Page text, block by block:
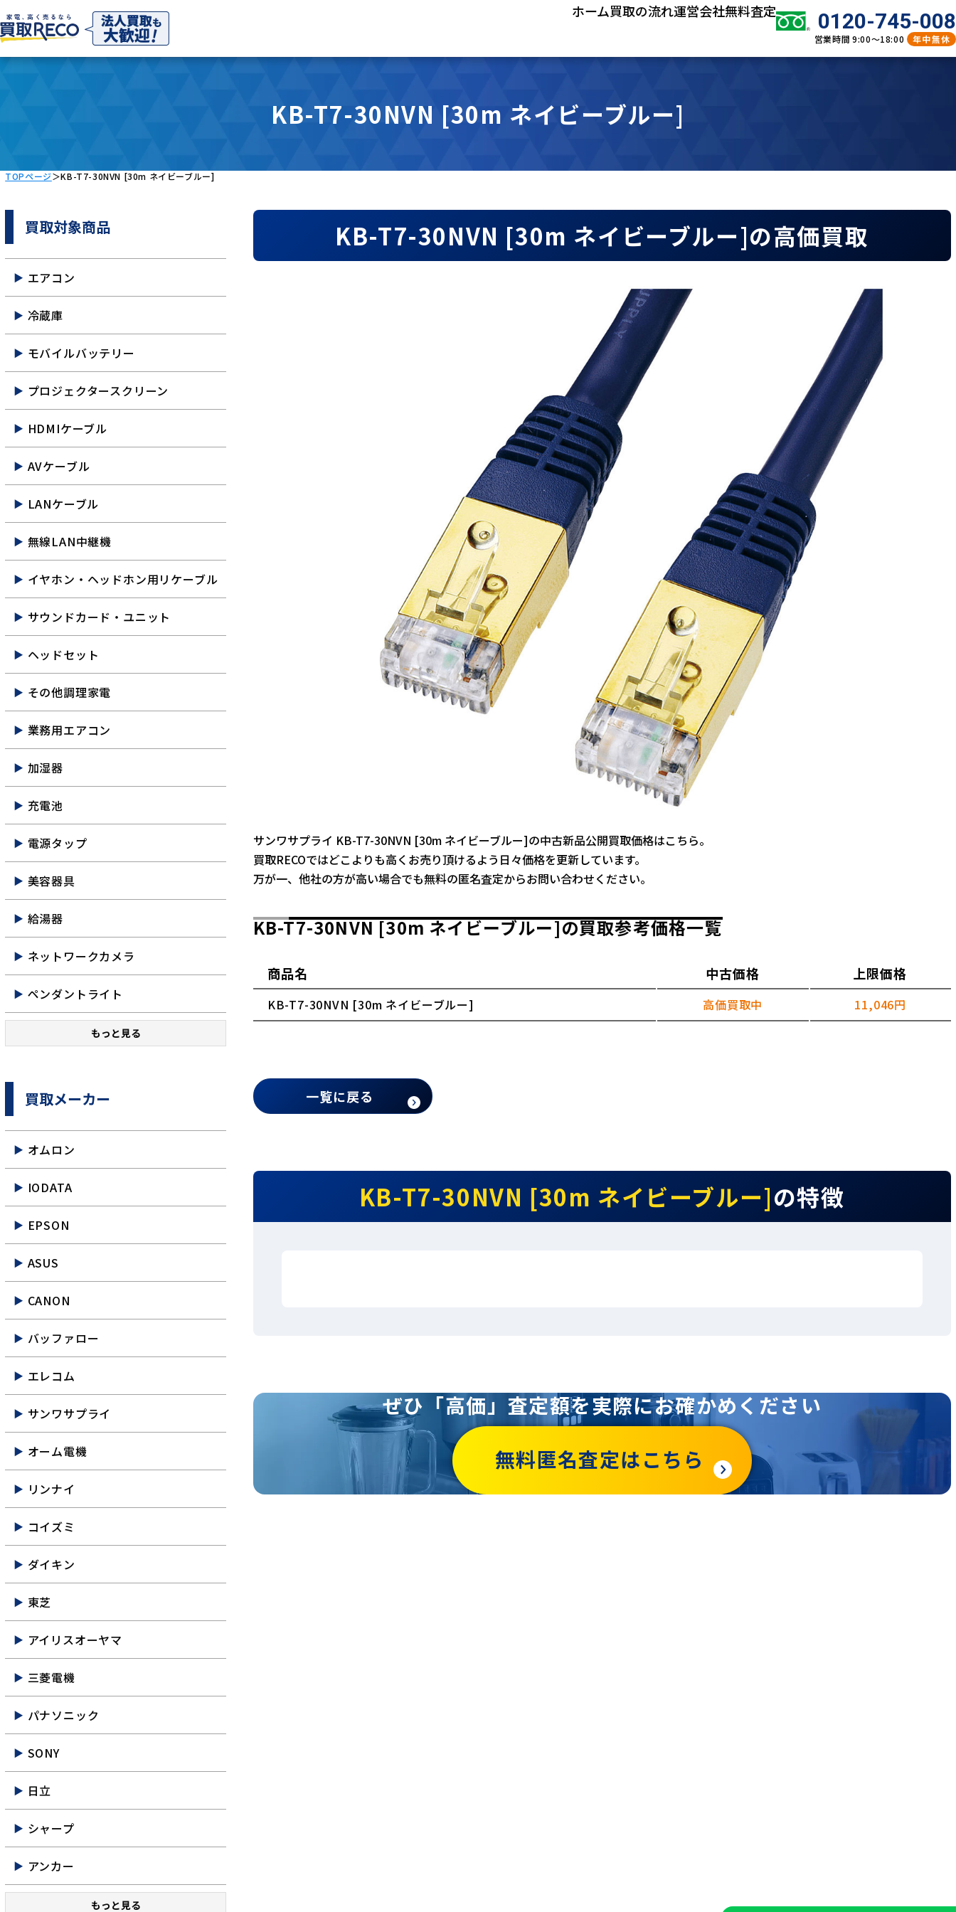
ホーム買取の流れ運営会社無料査定 0120-745-008
営業時間 9:00～18:00 年中無休
KB-T7-30NVN [30m ネイビーブルー]
TOPページ＞KB-T7-30NVN [30m ネイビーブルー]
KB-T7-30NVN [30m ネイビーブルー]の高価買取
サンワサプライ KB-T7-30NVN [30m ネイビーブルー]の中古新品公開買取価格はこちら。
買取RECOではどこよりも高くお売り頂けるよう日々価格を更新しています。
万が一、他社の方が高い場合でも無料の匿名査定からお問い合わせください。
KB-T7-30NVN [30m ネイビーブルー]の買取参考価格一覧
商品名 中古価格 上限価格
KB-T7-30NVN [30m ネイビーブルー] 高価買取中 11,046円
一覧に戻る
KB-T7-30NVN [30m ネイビーブルー]の特徴
ぜひ「高価」査定額を実際にお確かめください
無料匿名査定はこちら
買取対象商品
エアコン
冷蔵庫
モバイルバッテリー
プロジェクタースクリーン
HDMIケーブル
AVケーブル
LANケーブル
無線LAN中継機
イヤホン・ヘッドホン用リケーブル
サウンドカード・ユニット
ヘッドセット
その他調理家電
業務用エアコン
加湿器
充電池
電源タップ
美容器具
給湯器
ネットワークカメラ
ペンダントライト
もっと見る
買取メーカー
オムロン
IODATA
EPSON
ASUS
CANON
バッファロー
エレコム
サンワサプライ
オーム電機
リンナイ
コイズミ
ダイキン
東芝
アイリスオーヤマ
三菱電機
パナソニック
SONY
日立
シャープ
アンカー
もっと見る